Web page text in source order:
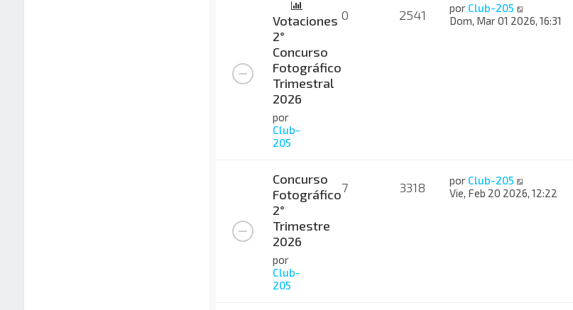
Votaciones
2°
Concurso
Fotográfico
Trimestral
2026
por
Club-
205
0 2541 por Club-205
Dom, Mar 01 2026, 16:31
Concurso
Fotográfico
2°
Trimestre
2026
por
Club-
205
7 3318 por Club-205
Vie, Feb 20 2026, 12:22